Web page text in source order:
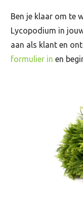
Ben je klaar om te
Lycopodium in
aan als klant en
formulier in en